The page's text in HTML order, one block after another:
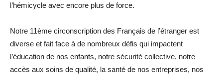
l’hémicycle avec encore plus de force.
Notre 11ème circonscription des Français de l’étranger est
diverse et fait face à de nombreux défis qui impactent
l’éducation de nos enfants, notre sécurité collective, notre
accès aux soins de qualité, la santé de nos entreprises, nos